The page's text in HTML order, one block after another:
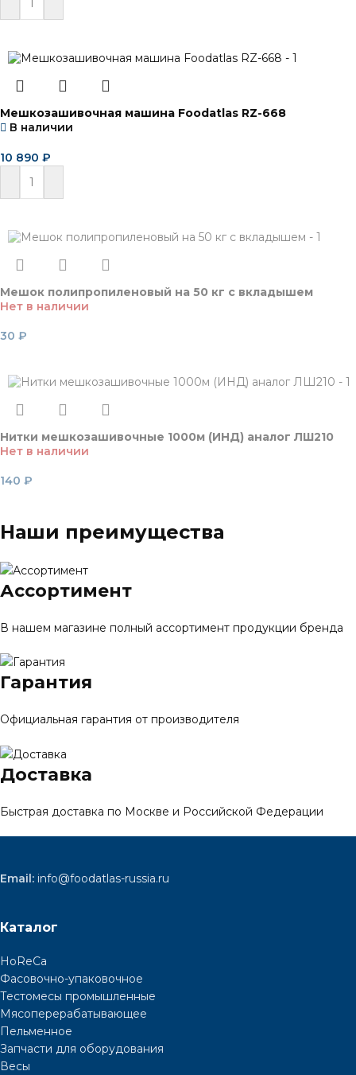
Мешкозашивочная машина Foodatlas RZ-668
В наличии
10 890 ₽
Мешок полипропиленовый на 50 кг с вкладышем
Нет в наличии
30 ₽
Нитки мешкозашивочные 1000м (ИНД) аналог ЛШ210
Нет в наличии
140 ₽
Наши преимущества
Ассортимент
В нашем магазине полный ассортимент продукции бренда
Гарантия
Официальная гарантия от производителя
Доставка
Быстрая доставка по Москве и Российской Федерации
Email: info@foodatlas-russia.ru
Каталог
HoReCa
Фасовочно-упаковочное
Тестомесы промышленные
Мясоперерабатывающее
Пельменное
Запчасти для оборудования
Весы